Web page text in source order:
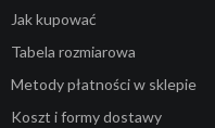
Jak kupować
Tabela rozmiarowa
Metody płatności w sklepie
Koszt i formy dostawy